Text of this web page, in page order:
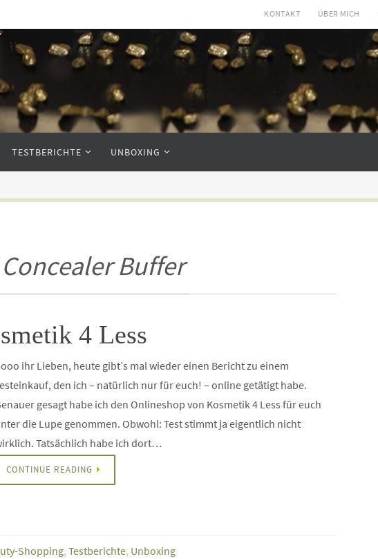
KONTAKT ÜBER MICH
TESTBERICHTE UNBOXING
Buffer
4 Less
ihr Lieben, heute gibt’s mal wieder einen Bericht zu einem
den ich – natürlich nur für euch! – online getätigt habe.
gesagt habe ich den Onlineshop von Kosmetik 4 Less für euch
die Lupe genommen. Obwohl: Test stimmt ja eigentlich nicht
Tatsächlich habe ich dort…
CONTINUE READING
Shopping,Testberichte, Unboxing